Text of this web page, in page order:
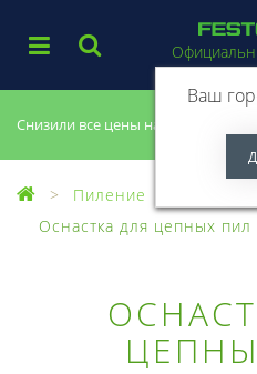
Снизили все цены на 20%, успей
Ваш
Пиление
Оснастка для цепных пил